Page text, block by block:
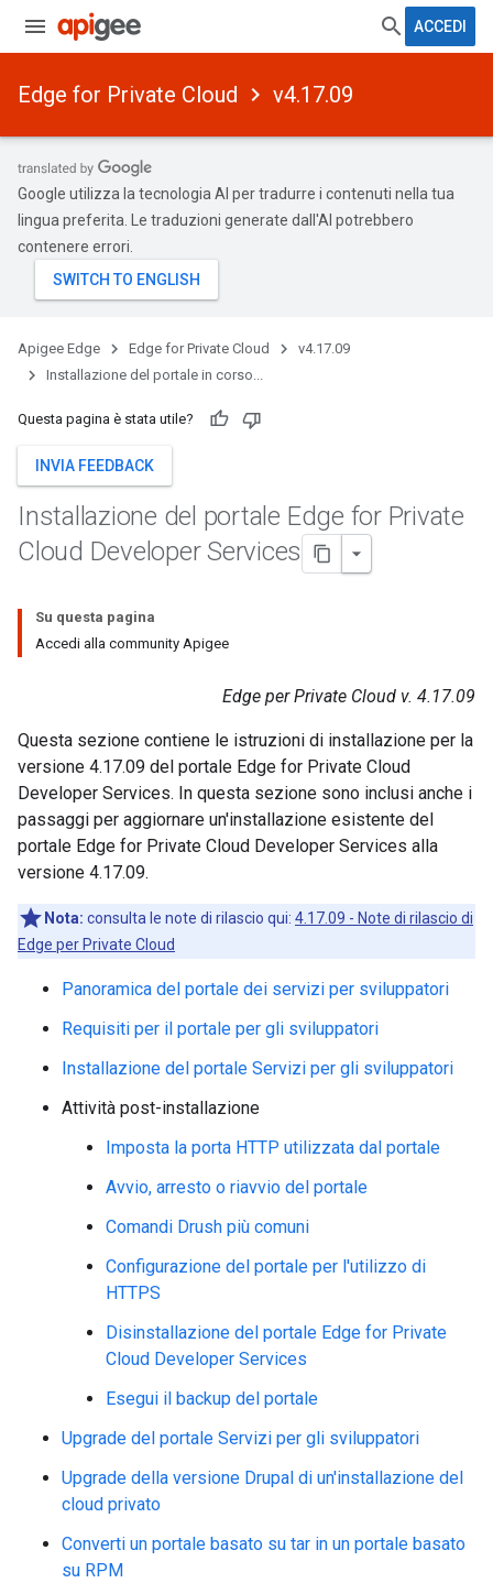
ACCEDI
Edge for Private Cloud v4.17.09
Google utilizza la tecnologia AI per tradurre i contenuti nella tua
lingua preferita. Le traduzioni generate dall'AI potrebbero
contenere errori.
Apigee Edge Edge for Private Cloud
v4.17.09
Installazione del portale in corso...
Questa pagina è stata utile?
INVIA FEEDBACK
Installazione del portale Edge for Private
Cloud Developer Services
Su questa pagina
Accedi alla community Apigee
Edge per Private Cloud v. 4.17.09
Questa sezione contiene le istruzioni di installazione per la
versione 4.17.09 del portale Edge for Private Cloud
Developer Services. In questa sezione sono inclusi anche i
passaggi per aggiornare un'installazione esistente del
portale Edge for Private Cloud Developer Services alla
versione 4.17.09.
Nota: consulta le note di rilascio qui: 4.17.09 - Note di rilascio di
Edge per Private Cloud
Panoramica del portale dei servizi per sviluppatori
Requisiti per il portale per gli sviluppatori
Installazione del portale Servizi per gli sviluppatori
Attività post-installazione
Imposta la porta HTTP utilizzata dal portale
Avvio, arresto o riavvio del portale
Comandi Drush più comuni
Configurazione del portale per l'utilizzo di
HTTPS
Disinstallazione del portale Edge for Private
Cloud Developer Services
Esegui il backup del portale
Upgrade del portale Servizi per gli sviluppatori
Upgrade della versione Drupal di un'installazione del
cloud privato
Converti un portale basato su tar in un portale basato
su RPM